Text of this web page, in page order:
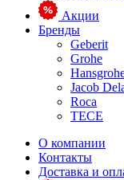
Акции
Бренды
Geberit
Grohe
Jacob
Roca
TECE
О компании
Контакты
Доставка и